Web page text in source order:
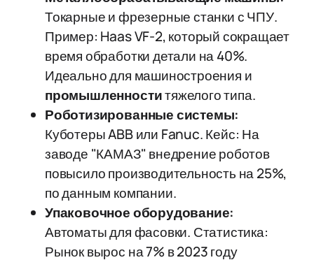
Токарные и фрезерные станки с ЧПУ.
Пример: Haas VF-2, который сокращает
время обработки детали на 40%.
Идеально для машиностроения и
промышленноститяжелого типа.
Роботизированные системы:
Куботеры ABB или Fanuc. Кейс: На
заводе "КАМАЗ" внедрение роботов
повысило производительность на 25%,
по данным компании.
Упаковочное оборудование:
Автоматы для фасовки. Статистика:
Рынок вырос на 7% в 2023 году